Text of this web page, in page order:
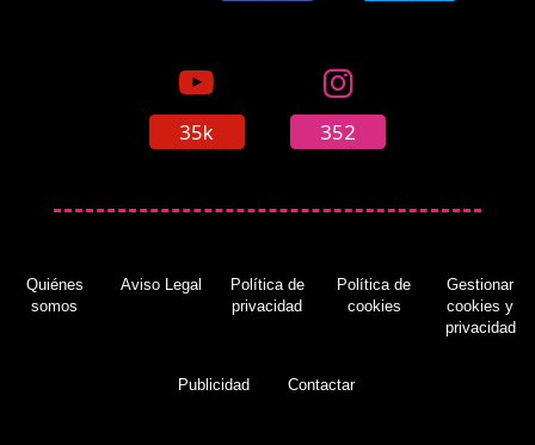
35k 352
Quiénes
somos
Aviso Legal
Política de
privacidad
Política de
cookies
Gestionar
cookies y
privacidad
Publicidad Contactar